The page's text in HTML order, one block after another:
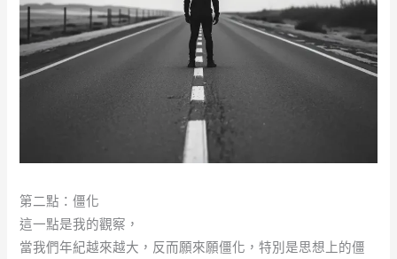
第二點：僵化
這一點是我的觀察，
當我們年紀越來越大，反而願來願僵化，特別是思想上的僵